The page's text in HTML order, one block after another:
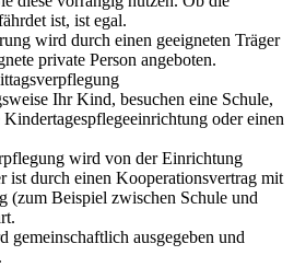
ist, ist egal.
wird durch einen geeigneten Träger
private Person angeboten.
Ihr Kind, besuchen eine Schule,
oder einen
wird von der Einrichtung
ist durch einen Kooperationsvertrag mit
(zum Beispiel zwischen Schule und
gemeinschaftlich ausgegeben und